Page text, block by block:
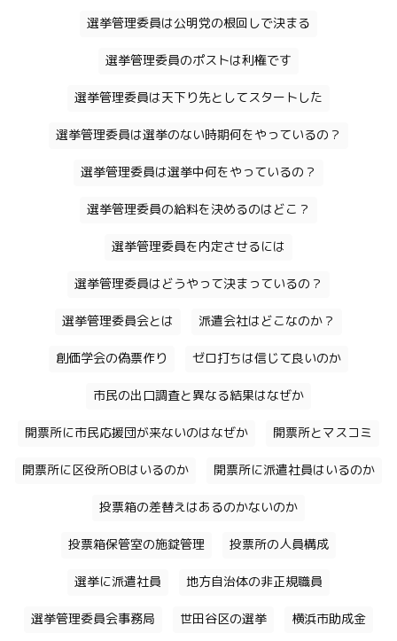
選挙管理委員は公明党の根回しで決まる
選挙管理委員のポストは利権です
選挙管理委員は天下り先としてスタートした
選挙管理委員は選挙のない時期何をやっているの？
選挙管理委員は選挙中何をやっているの？
選挙管理委員の給料を決めるのはどこ？
選挙管理委員を内定させるには
選挙管理委員はどうやって決まっているの？
選挙管理委員会とは 派遣会社はどこなのか？
創価学会の偽票作り ゼロ打ちは信じて良いのか
市民の出口調査と異なる結果はなぜか
開票所に市民応援団が来ないのはなぜか 開票所とマスコミ
開票所に区役所OBはいるのか 開票所に派遣社員はいるのか
投票箱の差替えはあるのかないのか
投票箱保管室の施錠管理 投票所の人員構成
選挙に派遣社員 地方自治体の非正規職員
選挙管理委員会事務局 世田谷区の選挙 横浜市助成金